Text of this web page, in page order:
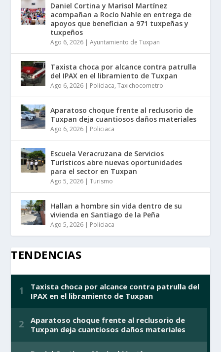
Daniel Cortina y Marisol Martínez
acompañan a Rocío Nahle en entrega de
apoyos que benefician a 971 tuxpeñas y
tuxpeños
Ago 6, 2026 |Ayuntamiento de Tuxpan
Taxista choca por alcance contra patrulla
del IPAX en el libramiento de Tuxpan
Ago 6, 2026 | Policiaca,Taxichocometro
Aparatoso choque frente al reclusorio de
Tuxpan deja cuantiosos daños materiales
Ago 6, 2026 | Policiaca
Escuela Veracruzana de Servicios
Turísticos abre nuevas oportunidades
para el sector en Tuxpan
Ago 5, 2026 |Turismo
Hallan a hombre sin vida dentro de su
vivienda en Santiago de la Peña
Ago 5, 2026 | Policiaca
TENDENCIAS